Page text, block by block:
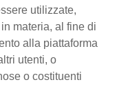
utilizzate,
materia, al fine di
alla piattaforma
utenti, o
o costituenti